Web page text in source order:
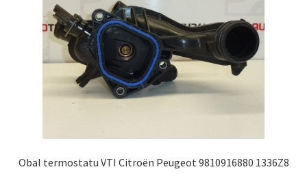
Obal termostatu VTI Citroën Peugeot 9810916880 1336Z8